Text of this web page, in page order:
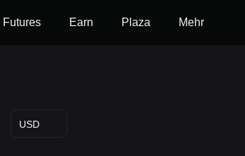
Futures Earn Plaza Mehr
USD